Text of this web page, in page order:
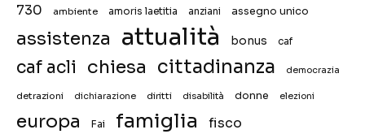
730 ambiente amoris laetitia anziani assegno unico
assistenza attualità bonus caf
caf acli chiesa cittadinanza democrazia
detrazioni dichiarazione diritti disabilità donne elezioni
europa Fai famiglia fisco